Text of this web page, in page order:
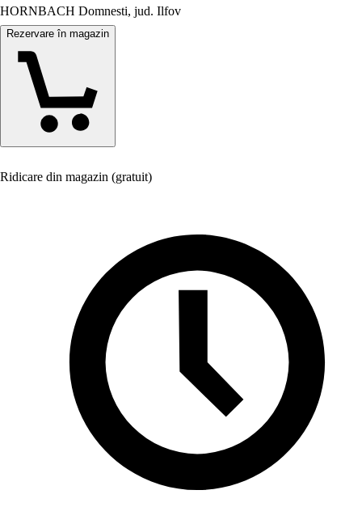
HORNBACH Domnesti, jud. Ilfov
Rezervare în magazin
Ridicare din magazin (gratuit)